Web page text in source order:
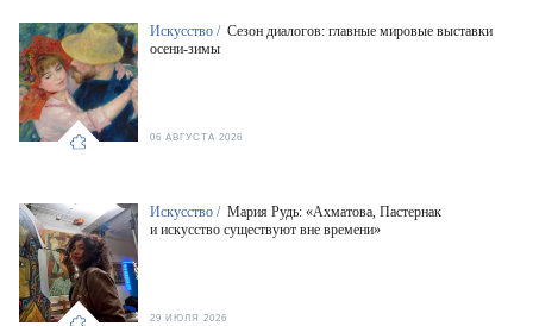
Искусство / Сезон диалогов: главные мировые выставки
осени-зимы
06 АВГУСТА 2026
Искусство / Мария Рудь: «Ахматова, Пастернак
и искусство существуют вне времени»
29 ИЮЛЯ 2026